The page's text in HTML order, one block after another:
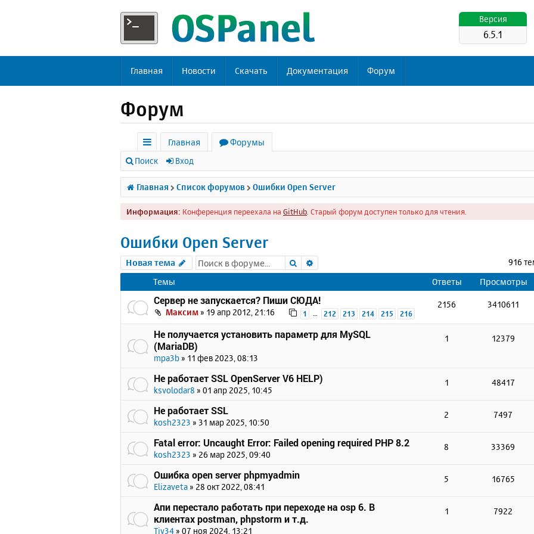
Версия
6.5.1
Главная Новости Скачать Документация Форум
Форум
с
ы
л
к
Главная
Форумы
Поиск Вход
Главная Список форумов Ошибки Open Server
Информация: Конференция переехала на GitHub . Старый форум доступен только для чтения.
Ошибки Open Server
Новая тема Поиск 916
Темы
Ответы Просмотры
Сервер не запускается? Пиши СЮДА!
Максим» 19 апр 2012, 21:16 1 212 213 214 215 216
2156 3410611
Не получается установить параметр для MySQL
(MariaDB)
mpa3b » 11 фев 2023, 08:13
1 12379
Не работает SSL OpenServer V6 HELP)
ksvolodar8 » 01 апр 2025, 10:45
1 48417
Не работает SSL
kosh2323 » 31 мар 2025, 10:50
2 7497
Fatal error: Uncaught Error: Failed opening required PHP 8.2
kosh2323 » 26 мар 2025, 09:40
8 33369
Ошибка open server phpmyadmin
Elizaveta » 28 окт 2022, 08:41
5 16765
Апи перестало работать при переходе на osp 6. В
клиентах postman, phpstorm и т.д.
Tiv34 » 07 ноя 2024, 13:21
1 7922